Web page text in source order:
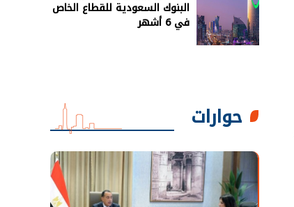
البنوك السعودية للقطاع الخاص
في 6 أشهر
حوارات